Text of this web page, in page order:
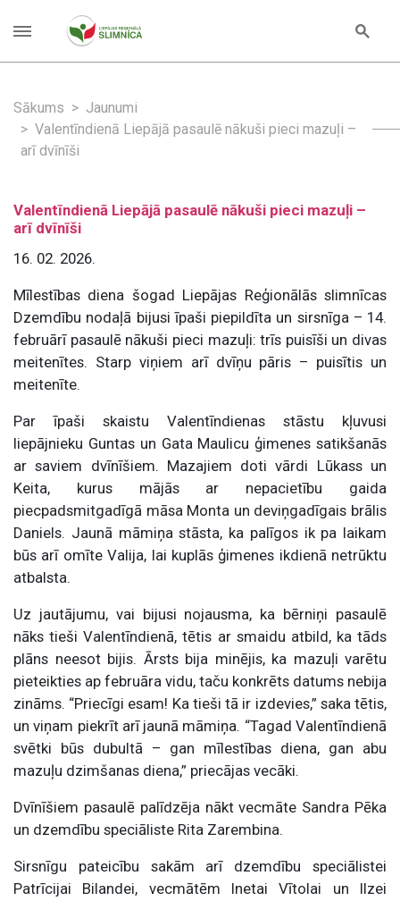
Sākums
Jaunumi
Valentīndienā Liepājā pasaulē nākuši pieci mazuļi –
arī dvīnīši
Valentīndienā Liepājā pasaulē nākuši pieci mazuļi –
arī dvīnīši
16. 02. 2026.
Mīlestības diena šogad Liepājas Reģionālās slimnīcas
Dzemdību nodaļā bijusi īpaši piepildīta un sirsnīga – 14.
februārī pasaulē nākuši pieci mazuļi: trīs puisīši un divas
meitenītes. Starp viņiem arī dvīņu pāris – puisītis un
meitenīte.
Par īpaši skaistu Valentīndienas stāstu kļuvusi
liepājnieku Guntas un Gata Maulicu ģimenes satikšanās
ar saviem dvīnīšiem. Mazajiem doti vārdi Lūkass un
Keita, kurus mājās ar nepacietību gaida
piecpadsmitgadīgā māsa Monta un deviņgadīgais brālis
Daniels. Jaunā māmiņa stāsta, ka palīgos ik pa laikam
būs arī omīte Valija, lai kuplās ģimenes ikdienā netrūktu
atbalsta.
Uz jautājumu, vai bijusi nojausma, ka bērniņi pasaulē
nāks tieši Valentīndienā, tētis ar smaidu atbild, ka tāds
plāns neesot bijis. Ārsts bija minējis, ka mazuļi varētu
pieteikties ap februāra vidu, taču konkrēts datums nebija
zināms. “Priecīgi esam! Ka tieši tā ir izdevies,” saka tētis,
un viņam piekrīt arī jaunā māmiņa. “Tagad Valentīndienā
svētki būs dubultā – gan mīlestības diena, gan abu
mazuļu dzimšanas diena,” priecājas vecāki.
Dvīnīšiem pasaulē palīdzēja nākt vecmāte Sandra Pēka
un dzemdību speciāliste Rita Zarembina.
Sirsnīgu pateicību sakām arī dzemdību speciālistei
Patrīcijai Bilandei, vecmātēm Inetai Vītolai un Ilzei